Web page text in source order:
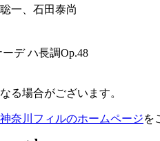
一、石田泰尚
デ ハ長調Op.48
る場合がございます。
神奈川フィルのホームページを